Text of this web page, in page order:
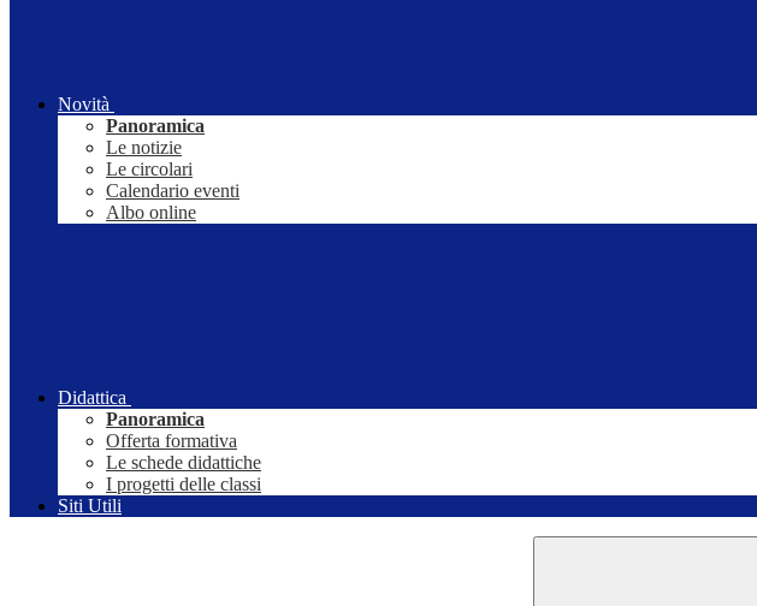
Novità
Panoramica
Le notizie
Le circolari
Calendario eventi
Albo online
Didattica
Panoramica
Offerta formativa
Le schede didattiche
I progetti delle classi
Siti Utili